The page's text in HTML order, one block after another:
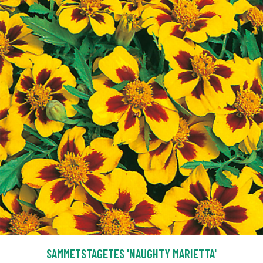
SAMMETSTAGETES 'NAUGHTY MARIETTA'